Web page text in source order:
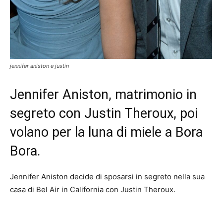
jennifer aniston e justin
Jennifer Aniston, matrimonio in
segreto con Justin Theroux, poi
volano per la luna di miele a Bora
Bora.
Jennifer Aniston decide di sposarsi in segreto nella sua
casa di Bel Air in California con Justin Theroux.